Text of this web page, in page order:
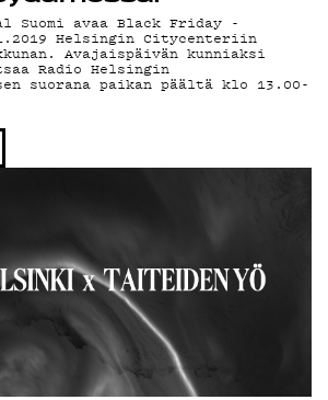
Suomi avaa Black Friday -
Helsingin Citycenteriin
Avajaispäivän kunniaksi
Radio Helsingin
suorana paikan päältä klo 13.00-